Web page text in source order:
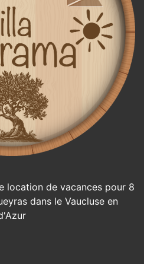
location de vacances pour 8
dans le Vaucluse en